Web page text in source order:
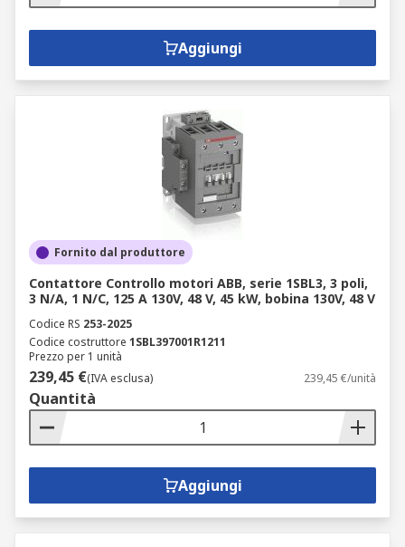
Aggiungi
Fornito dal produttore
Contattore Controllo motori ABB, serie 1SBL3, 3 poli,
3 N/A, 1 N/C, 125 A 130V, 48 V, 45 kW, bobina 130V, 48 V
Codice RS 253-2025
Codice costruttore 1SBL397001R1211
Prezzo per 1 unità
239,45 €(IVA esclusa) 239,45 €/unità
Quantità
Aggiungi